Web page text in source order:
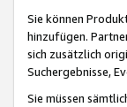
Sie können
hinzufügen.
sich zusätzlich
Suchergebnisse,
Sie müssen